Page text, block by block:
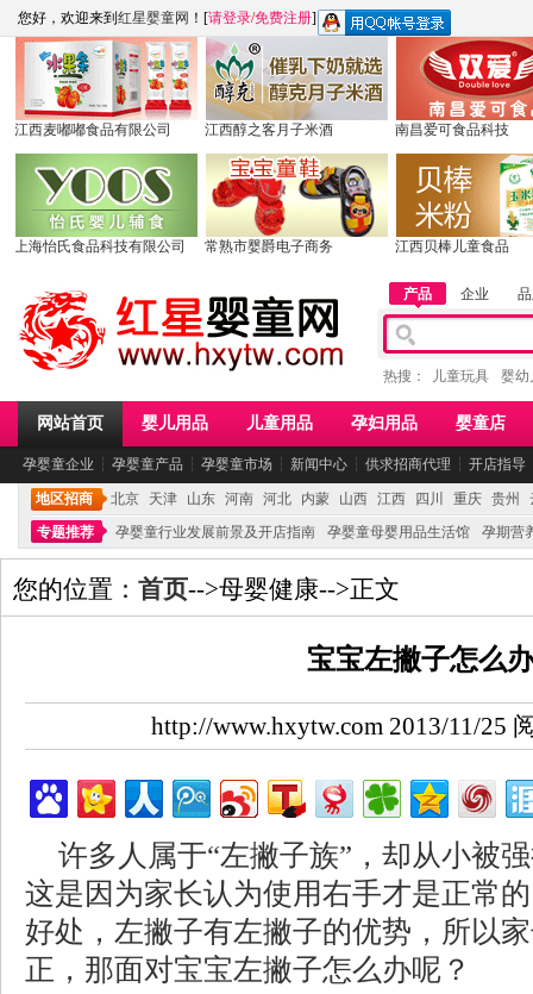
您好，欢迎来到 红星婴童网 ！[请登录/免费注册]
江西麦嘟嘟食品有限公司 江西醇之客月子米酒 南昌爱可食品科技
上海怡氏食品科技有限公司 常熟市婴爵电子商务 江西贝棒儿童食品
产品 企业
热搜： 儿童玩具 婴幼
网站首页 婴儿用品 儿童用品 孕妇用品 婴童店
孕婴童企业 ┆ 孕婴童产品 ┆ 孕婴童市场 ┆ 新闻中心 ┆ 供求招商代理 ┆ 开店指导
地区招商 北京 天津 山东 河南 河北 内蒙 山西 江西 四川 重庆 贵州
专题推荐
孕婴童行业发展前景及开店指南 孕婴童母婴用品生活馆 孕期营
您的位置： 首页-->母婴健康-->正文
宝宝左撇子怎么
http://www.hxytw.com 2013/11/25
许多人属于“左撇子族”，却从小被
这是因为家长认为使用右手才是正常
好处，左撇子有左撇子的优势，所以
正，那面对宝宝左撇子怎么办呢？